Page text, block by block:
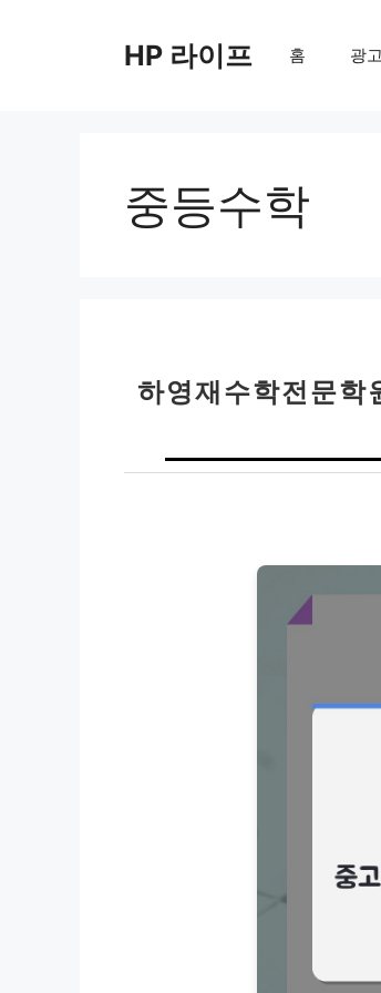
HP 라이프 홈 광
중등수학
하영재수학전문